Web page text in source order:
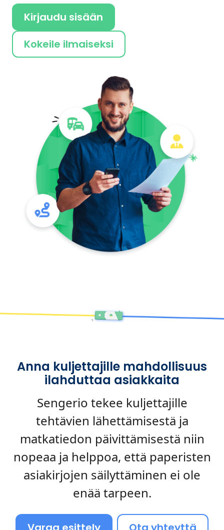
Kirjaudu sisään
Kokeile ilmaiseksi
Anna kuljettajille mahdollisuus
ilahduttaa asiakkaita
Sengerio tekee kuljettajille
tehtävien lähettämisestä ja
matkatiedon päivittämisestä niin
nopeaa ja helppoa, että paperisten
asiakirjojen säilyttäminen ei ole
enää tarpeen.